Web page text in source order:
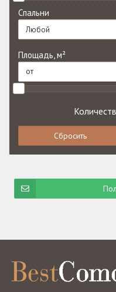
Спальни
Любой
Площадь, м²
Сбросить